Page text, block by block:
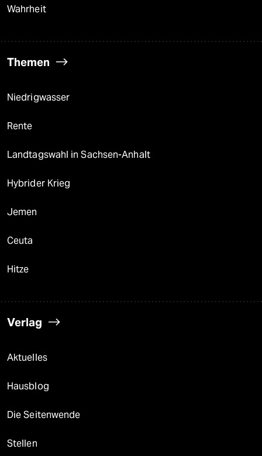
Wahrheit
Themen
Niedrigwasser
Rente
Landtagswahl in Sachsen-Anhalt
Hybrider Krieg
Jemen
Ceuta
Hitze
Verlag
Aktuelles
Hausblog
Die Seitenwende
Stellen